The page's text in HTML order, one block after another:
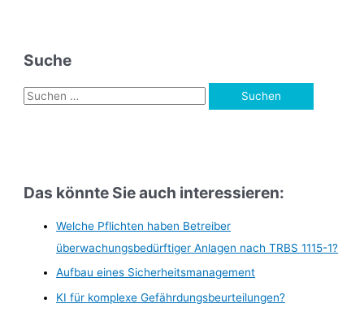
Suche
S
n
Das könnte Sie auch interessieren:
Welche Pflichten haben Betreiber
überwachungsbedürftiger Anlagen nach TRBS 1115-1?
Aufbau eines Sicherheitsmanagement
KI für komplexe Gefährdungsbeurteilungen?